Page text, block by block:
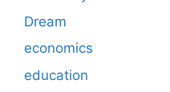
Dream
economics
education